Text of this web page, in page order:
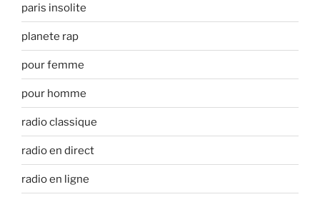
paris insolite
planete rap
pour femme
pour homme
radio classique
radio en direct
radio en ligne